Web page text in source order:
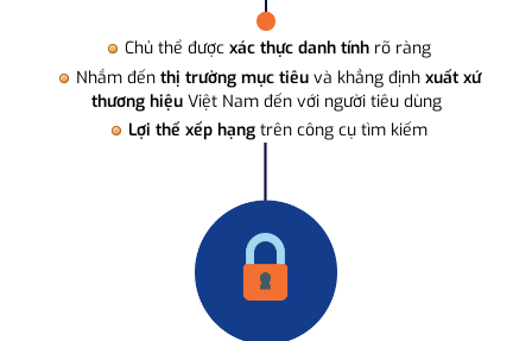
Chủ thể được xác thực danh tính rõ ràng
Nhắm đến thị trường mục tiêuvà khẳng định xuất xứ
thương hiệuViệt Nam đến với người tiêu dùng
Lợi thế xếp hạng trên công cụ tìm kiếm